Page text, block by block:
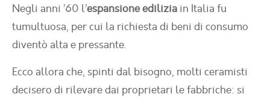
Negli anni ’60 l’espansione edilizia in Italia fu
tumultuosa, per cui la richiesta di beni di consumo
diventò alta e pressante.
Ecco allora che, spinti dal bisogno, molti ceramisti
decisero di rilevare dai proprietari le fabbriche: si